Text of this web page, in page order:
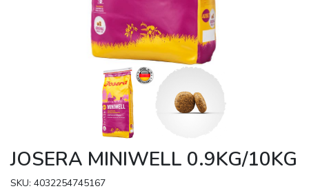
JOSERA MINIWELL 0.9KG/10KG
SKU: 4032254745167